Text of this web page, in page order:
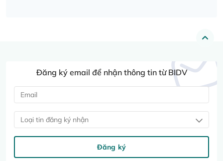
Đăng ký email để nhận thông tin từ BIDV
Loại tin đăng ký nhận
Đăng ký